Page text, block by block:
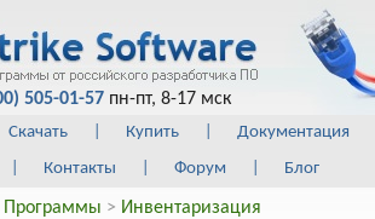
505-01-57 пн-пт, 8-17 мск
Скачать Купить
Документация
Контакты Форум Блог
Программы > Инвентаризация